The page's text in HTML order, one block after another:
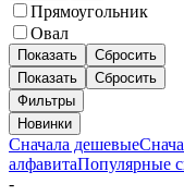
Прямоугольник
Овал
Показать
Сбросить
Показать
Сбросить
Фильтры
Новинки
Сначала дешевые
алфавитаПопулярные
-